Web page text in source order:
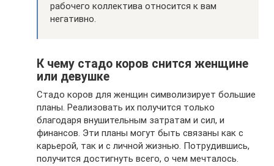
рабочего коллектива относится к вам
негативно.
К чему стадо коров снится женщине
или девушке
Стадо коров для женщин символизирует большие
планы. Реализовать их получится только
благодаря внушительным затратам и сил, и
финансов. Эти планы могут быть связаны как с
карьерой, так и с личной жизнью. Потрудившись,
получится достигнуть всего, о чем мечталось.